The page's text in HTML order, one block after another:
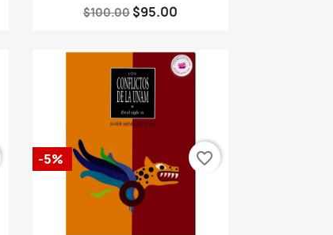
$100.00 $95.00
-5% favorite_border